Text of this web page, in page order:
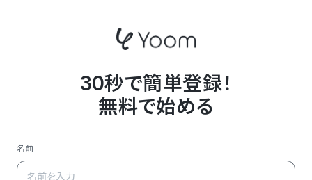
30秒で簡単登録！
無料で始める
名前